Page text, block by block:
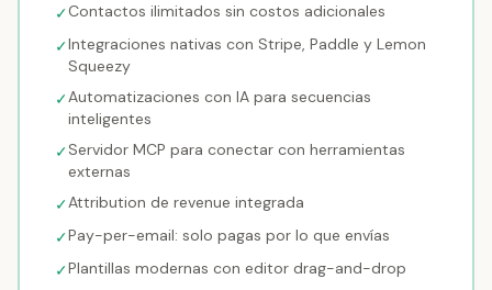
✓Contactos ilimitados sin costos adicionales
✓Integraciones nativas con Stripe, Paddle y Lemon
Squeezy
✓Automatizaciones con IA para secuencias
inteligentes
✓Servidor MCP para conectar con herramientas
externas
✓Attribution de revenue integrada
✓Pay-per-email: solo pagas por lo que envías
✓Plantillas modernas con editor drag-and-drop